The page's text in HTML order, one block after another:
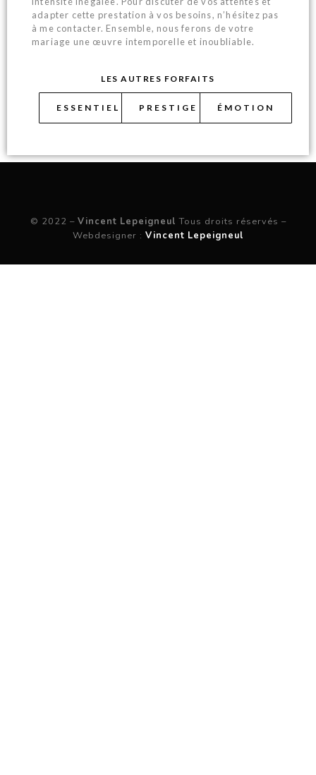
adapter cette prestation à vos besoins, n’hésitez pas
à me contacter. Ensemble, nous ferons de votre
mariage une œuvre intemporelle et inoubliable.
LES AUTRES FORFAITS
ESSENTIEL PRESTIGE ÉMOTION
© 2022 – Vincent Lepeigneul Tous droits réservés –
Webdesigner : Vincent Lepeigneul